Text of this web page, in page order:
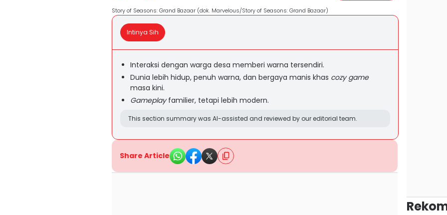
Story of Seasons: Grand Bazaar (dok. Marvelous/Story of Seasons: Grand Bazaar)
Intinya Sih
Interaksi dengan warga desa memberi warna tersendiri.
Dunia lebih hidup, penuh warna, dan bergaya manis khas cozy game
masa kini.
Gameplayfamilier, tetapi lebih modern.
This section summary was AI-assisted and reviewed by our editorial team.
Share Article